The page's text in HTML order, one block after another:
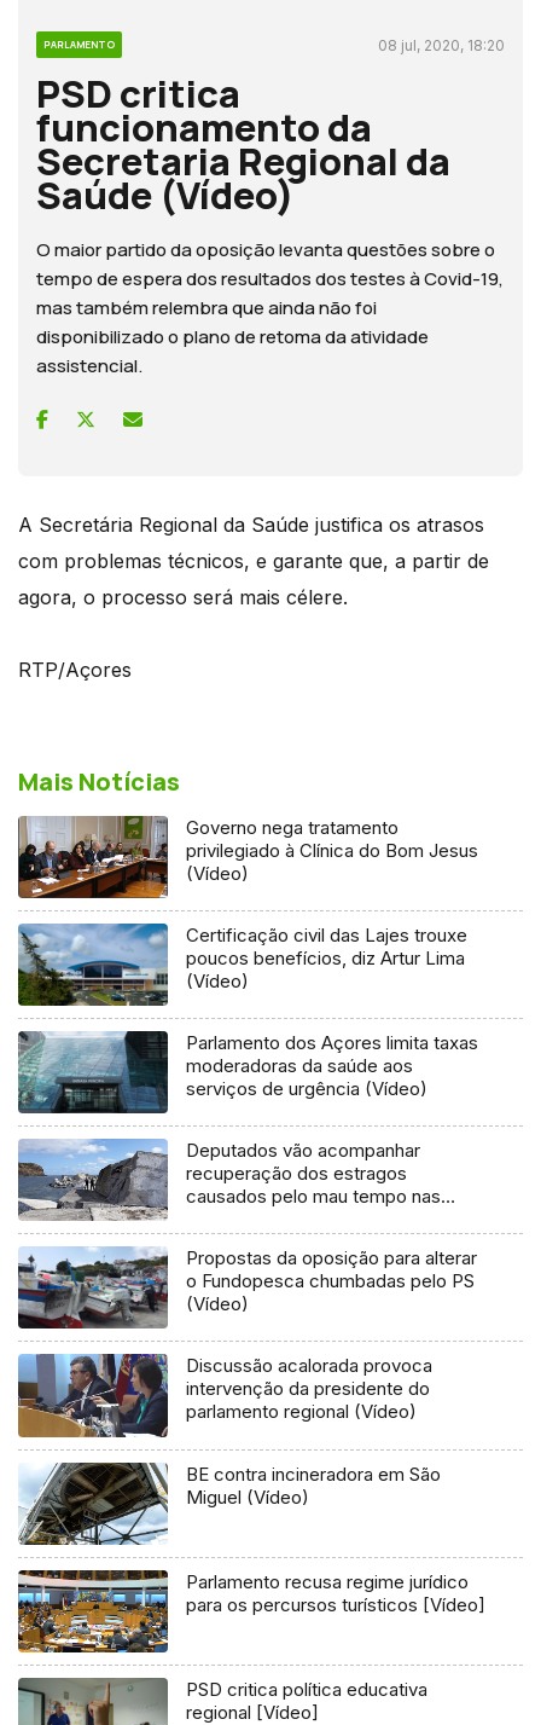
PARLAMENTO 08 jul, 2020, 18:20
PSD critica
funcionamento da
Secretaria Regional da
Saúde (Vídeo)
O maior partido da oposição levanta questões sobre o
tempo de espera dos resultados dos testes à Covid-19,
mas também relembra que ainda não foi
disponibilizado o plano de retoma da atividade
assistencial.
A Secretária Regional da Saúde justifica os atrasos
com problemas técnicos, e garante que, a partir de
agora, o processo será mais célere.
RTP/Açores
Mais Notícias
Governo nega tratamento
privilegiado à Clínica do Bom Jesus
(Vídeo)
Certificação civil das Lajes trouxe
poucos benefícios, diz Artur Lima
(Vídeo)
Parlamento dos Açores limita taxas
moderadoras da saúde aos
serviços de urgência (Vídeo)
Deputados vão acompanhar
recuperação dos estragos
causados pelo mau tempo nas
Propostas da oposição para alterar
o Fundopesca chumbadas pelo PS
(Vídeo)
Discussão acalorada provoca
intervenção da presidente do
parlamento regional (Vídeo)
BE contra incineradora em São
Miguel (Vídeo)
Parlamento recusa regime jurídico
para os percursos turísticos [Vídeo]
PSD critica política educativa
regional [Vídeo]